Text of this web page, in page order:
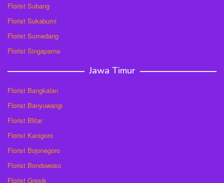
Florist Subang
Florist Sukabumi
Florist Sumedang
Florist Singaparna
Jawa Timur
Florist Bangkalan
Florist Banyuwangi
Florist Blitar
Florist Kanigoro
Florist Bojonegoro
Florist Bondowoso
Florist Gresik